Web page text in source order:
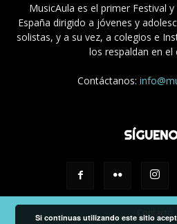
MusicAula es el primer Festival
España dirigido a jóvenes y
solistas, y a su vez, a colegios e
los respaldan en el
Contáctanos:
Contacto
Si continuas utilizando este sitio